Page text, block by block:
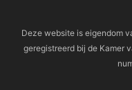
Deze website is eigendom
geregistreerd bij de Kamer